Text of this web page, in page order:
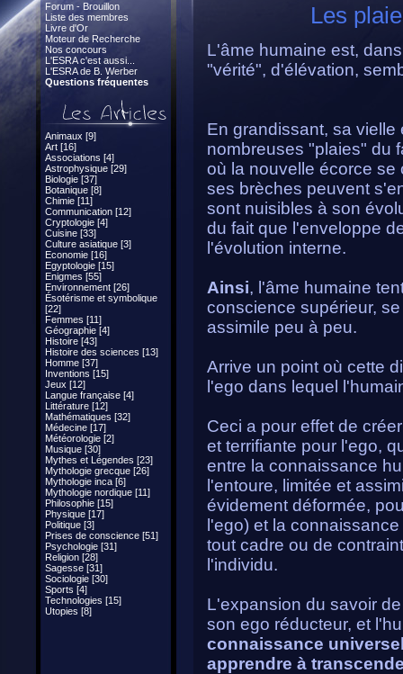
Forum - Brouillon
Liste des membres
Livre d'Or
Moteur de Recherche
Nos concours
L'ESRA c'est aussi...
L'ESRA de B. Werber
Questions fréquentes
Animaux [9]
Art [16]
Associations [4]
Astrophysique [29]
Biologie [37]
Botanique [8]
Chimie [11]
Communication [12]
Cryptologie [4]
Cuisine [33]
Culture asiatique [3]
Economie [16]
Egyptologie [15]
Enigmes [55]
Environnement [26]
Ésotérisme et symbolique
[22]
Femmes [11]
Géographie [4]
Histoire [43]
Histoire des sciences [13]
Homme [37]
Inventions [15]
Jeux [12]
Langue française [4]
Littérature [12]
Mathématiques [32]
Médecine [17]
Météorologie [2]
Musique [30]
Mythes et Légendes [23]
Mythologie grecque [26]
Mythologie inca [6]
Mythologie nordique [11]
Philosophie [15]
Physique [17]
Politique [3]
Prises de conscience [51]
Psychologie [31]
Religion [28]
Sagesse [31]
Sociologie [30]
Sports [4]
Technologies [15]
Utopies [8]
Les
L'âme humaine est,
"vérité", d'élévation,
En grandissant, sa
nombreuses "plaies" du
où la nouvelle écorce se
ses brèches peuvent
sont nuisibles à son
du fait que l'enveloppe
l'évolution interne.
Ainsi, l'âme humaine
conscience supérieur,
assimile peu à peu.
Arrive un point où cette
l'ego dans lequel
Ceci a pour effet de
et terrifiante pour l'ego,
entre la connaissance
l'entoure, limitée et
évidement déformée,
l'ego) et la
tout cadre ou de
l'individu.
L'expansion du savoir
son ego réducteur, et
connaissance
apprendre à